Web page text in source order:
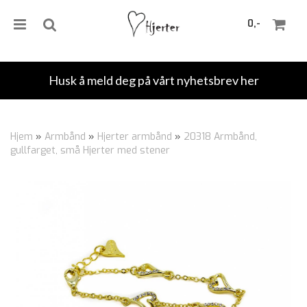
0,-
Husk å meld deg på vårt nyhetsbrev her
Hjem » Armbånd » Hjerter armbånd » 20318 Armbånd,
gullfarget, små Hjerter med stener